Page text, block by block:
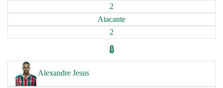
2
Atacante
2
Alexandre Jesus